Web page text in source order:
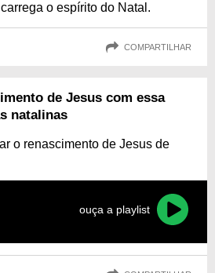
o espírito do Natal.
COMPARTILHAR
de Jesus com essa
natalinas
o renascimento de Jesus de
ouça a playlist